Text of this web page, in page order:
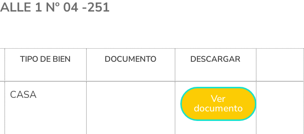
1 Nº 04 -251
TIPO DE BIEN DOCUMENTO DESCARGAR
CASA Ver
documento